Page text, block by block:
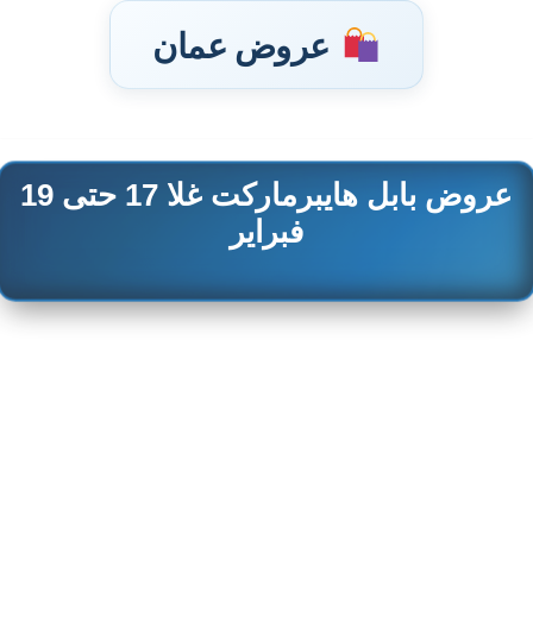
عروض عمان
تخطى
عروض بابل هايبرماركت غلا 17 حتى 19
فبراير